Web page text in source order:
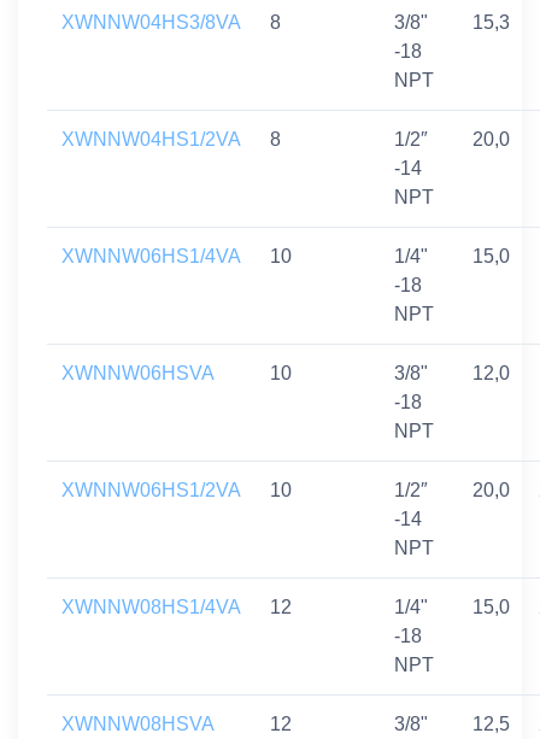
XWNNW04HS3/8VA 8
3/8"
-18
NPT
15,3
XWNNW04HS1/2VA 8
1/2″
-14
NPT
20,0
XWNNW06HS1/4VA 10
1/4"
-18
NPT
15,0
XWNNW06HSVA 10
3/8"
-18
NPT
12,0
XWNNW06HS1/2VA 10
1/2″
-14
NPT
20,0
XWNNW08HS1/4VA 12
1/4"
-18
NPT
15,0
XWNNW08HSVA 12
3/8"
12,5